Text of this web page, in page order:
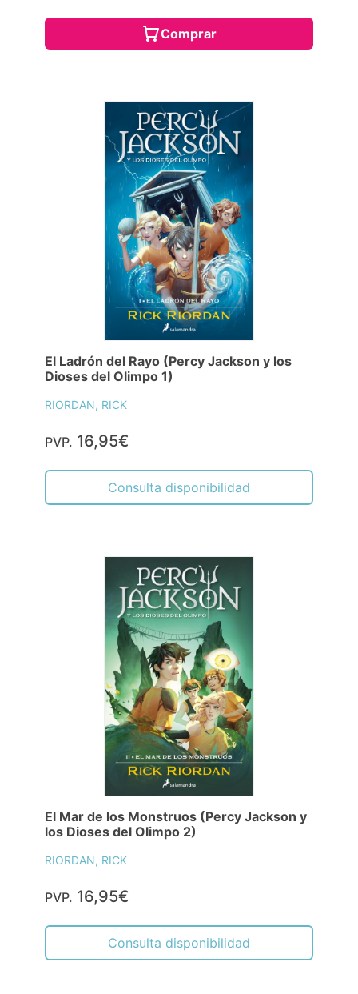
Comprar
El Ladrón del Rayo (Percy Jackson y los
Dioses del Olimpo 1)
RIORDAN, RICK
PVP. 16,95€
Consulta disponibilidad
El Mar de los Monstruos (Percy Jackson y
los Dioses del Olimpo 2)
RIORDAN, RICK
PVP. 16,95€
Consulta disponibilidad